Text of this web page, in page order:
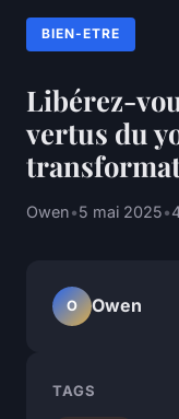
BIEN-ETRE
Libérez-
vertus du
Owen•5 mai 2025•
O Owen
TAGS